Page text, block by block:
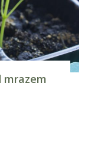
mrazem